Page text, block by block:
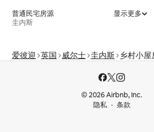
普通民宅房源
圭内斯
显示更多
爱彼迎 英国 威尔士 圭内斯 乡村小屋
© 2026 Airbnb, Inc.
隐私
条款